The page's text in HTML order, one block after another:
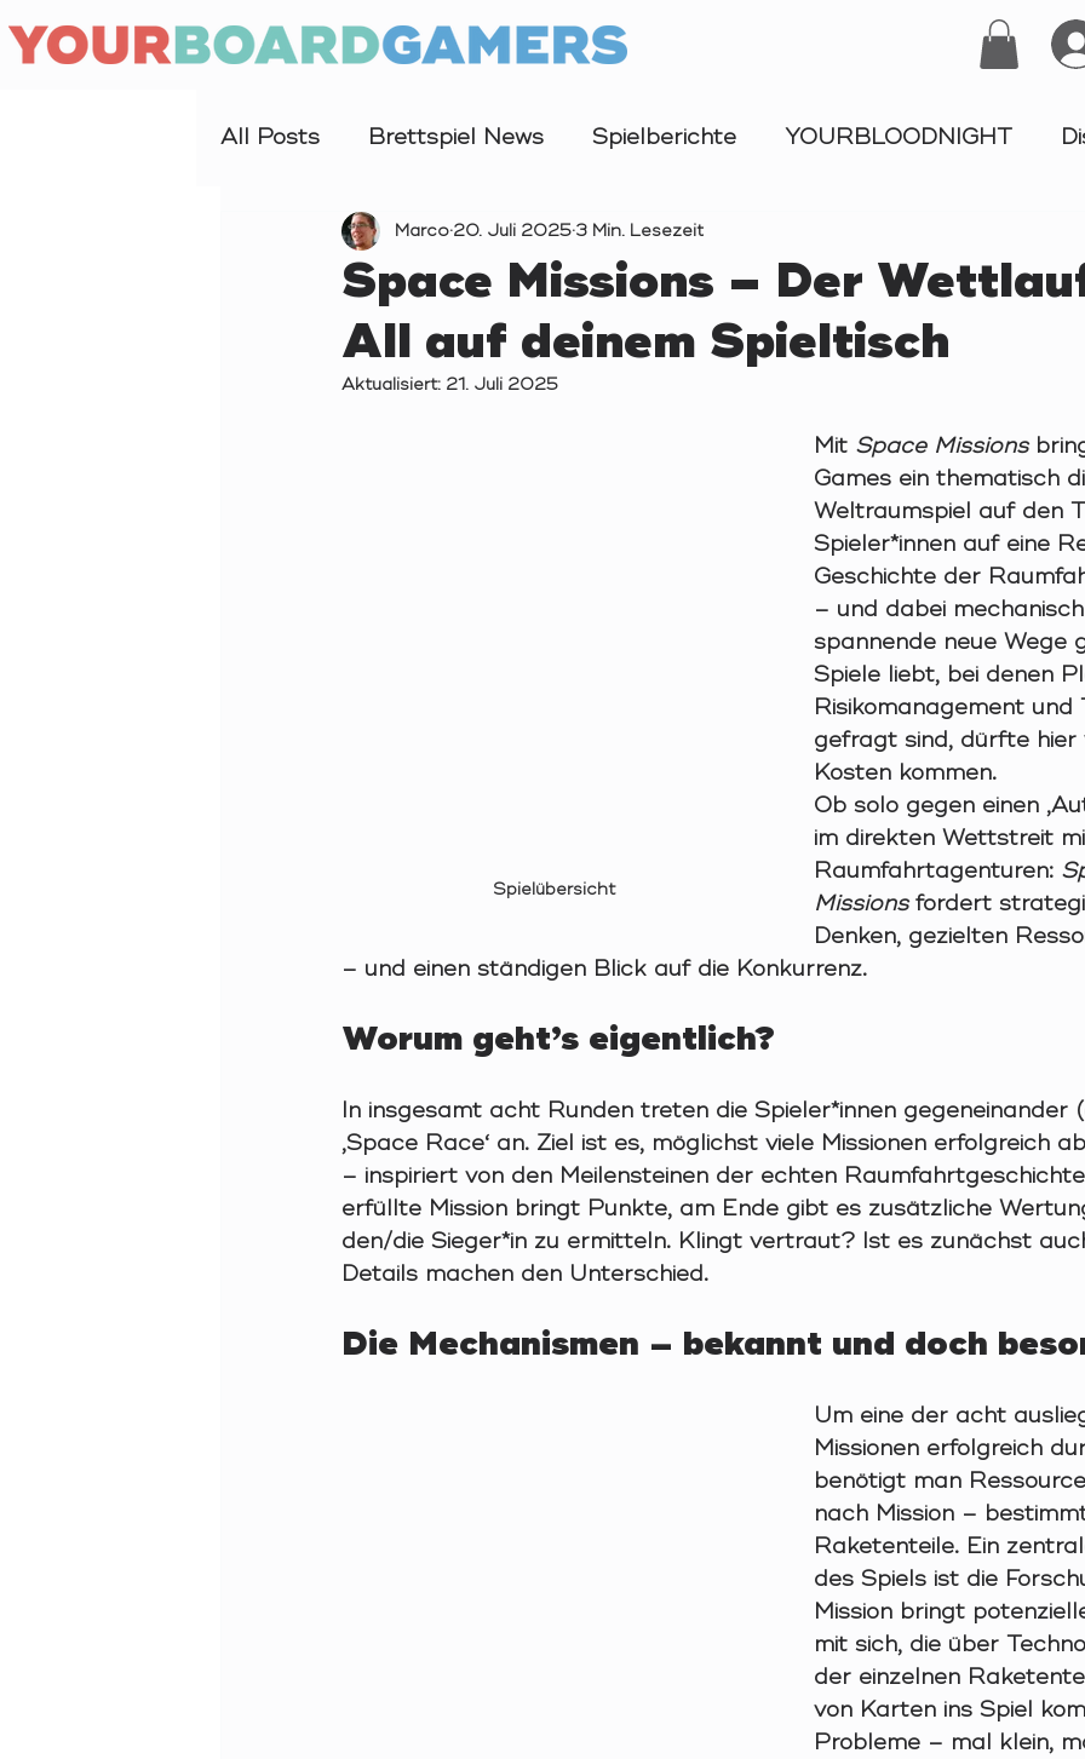
All Posts Brettspiel News Spielberichte YOURBLOODNIGHT
Interview Forschung Turnier
Space Missions – Der
All auf deinem Spieltisch
Marco 20. Juli 2025 3 Min. Lesezeit
Aktualisiert: 21. Juli 2025
Spielübersicht
Mit Space Missions
Games ein thematisch
Weltraumspiel auf den
Spieler*innen auf eine
Geschichte der
– und dabei
spannende neue Wege
Spiele liebt, bei denen
Risikomanagement und
gefragt sind, dürfte hier
Kosten kommen.
Ob solo gegen einen
im direkten Wettstreit
Raumfahrtagenturen:
Missions fordert
Denken, gezielten
– und einen ständigen Blick auf die Konkurrenz.
Worum geht’s eigentlich?
In insgesamt acht Runden treten die Spieler*innen gegeneinander
‚Space Race‘ an. Ziel ist es, möglichst viele Missionen erfolgreich
– inspiriert von den Meilensteinen der echten
erfüllte Mission bringt Punkte, am Ende gibt es zusätzliche
den/die Sieger*in zu ermitteln. Klingt vertraut? Ist es zunächst
Details machen den Unterschied.
Die Mechanismen – bekannt und doch
Um eine der acht
Missionen erfolgreich
benötigt man
nach Mission –
Raketenteile. Ein
des Spiels ist die
Mission bringt
mit sich, die über
der einzelnen
von Karten ins Spiel
Probleme – mal klein,